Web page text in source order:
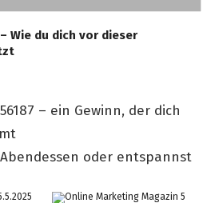
Wie du dich vor dieser
– ein Gewinn, der dich
oder entspannst
5